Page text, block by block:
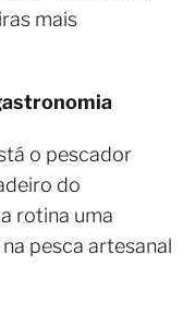
mais
o pescador
do
rotina uma
pesca artesanal